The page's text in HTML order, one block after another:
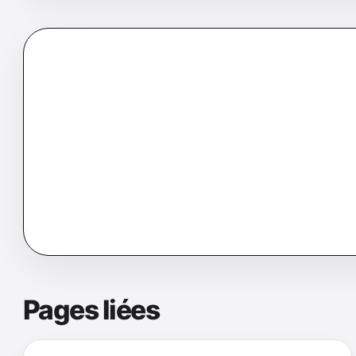
Pages liées